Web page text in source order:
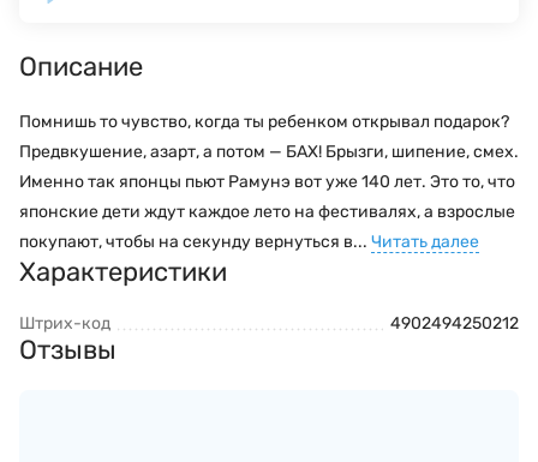
Описание
Помнишь то чувство, когда ты ребенком открывал подарок?
Предвкушение, азарт, а потом — БАХ! Брызги, шипение, смех.
Именно так японцы пьют Рамунэ вот уже 140 лет. Это то, что
японские дети ждут каждое лето на фестивалях, а взрослые
покупают, чтобы на секунду вернуться в... Читать далее
Характеристики
Штрих-код 4902494250212
Отзывы